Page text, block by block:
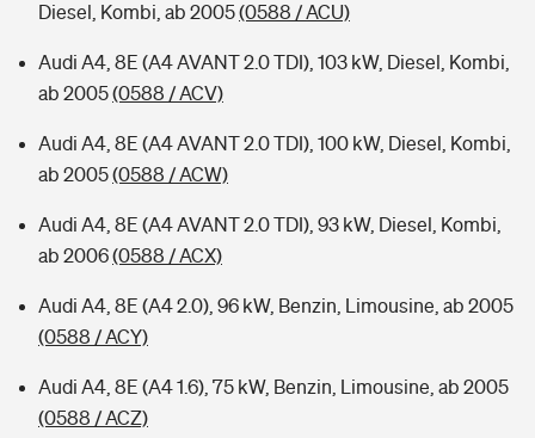
Diesel, Kombi, ab 2005(0588 / ACU)
Audi A4, 8E (A4 AVANT 2.0 TDI), 103 kW, Diesel, Kombi,
ab 2005(0588 / ACV)
Audi A4, 8E (A4 AVANT 2.0 TDI), 100 kW, Diesel, Kombi,
ab 2005(0588 / ACW)
Audi A4, 8E (A4 AVANT 2.0 TDI), 93 kW, Diesel, Kombi,
ab 2006(0588 / ACX)
Audi A4, 8E (A4 2.0), 96 kW, Benzin, Limousine, ab 2005
(0588 / ACY)
Audi A4, 8E (A4 1.6), 75 kW, Benzin, Limousine, ab 2005
(0588 / ACZ)